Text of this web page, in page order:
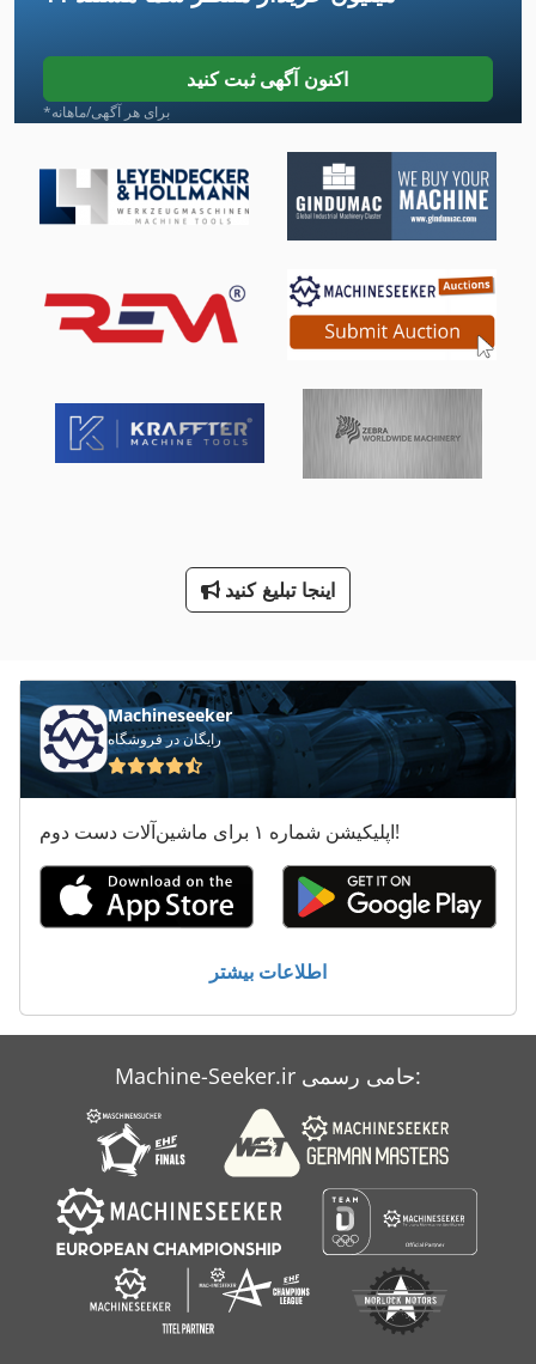
Tak 18
Tb 13 5
Tb 13 5 E
Tos Fn 20
Tos Fo 16
Tos Sv 18 Ra
Tos Wh 10 Nc
اکنون آگهی ثبت کنید
*برای هر آگهی/ماهانه
اینجا تبلیغ کنید
Machineseeker
رایگان در فروشگاه
اپلیکیشن شماره ۱ برای ماشین‌آلات دست دوم!
اطلاعات بیشتر
Machine-Seeker.ir حامی رسمی: